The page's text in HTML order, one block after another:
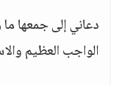
دعاني إلى جمعها
الواجب العظيم